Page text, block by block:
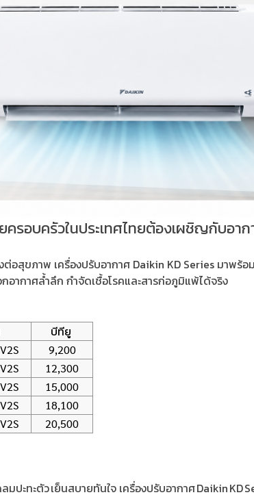
ครอบครัวในประเทศไทยต้องเผชิญกับอ
ต่อสุขภาพ เครื่องปรับอากาศ Daikin KD Series มาพ
ากาศล้ำลึก กำจัดเชื้อโรคและสารก่อภูมิแพ้ได้จริง
บีทียู
9,200
12,300
15,000
18,100
20,500
ปะทะตัว เย็นสบายทันใจ เครื่องปรับอากาศ Daikin KD